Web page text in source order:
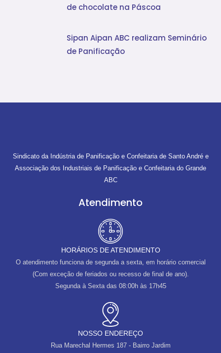
de chocolate na Páscoa
Sipan Aipan ABC realizam Seminário
de Panificação
Sindicato da Indústria de Panificação e Confeitaria de Santo André e
Associação dos Industriais de Panificação e Confeitaria do Grande
ABC
Atendimento
HORÁRIOS DE ATENDIMENTO
O atendimento funciona de segunda a sexta, em horário comercial
(Com exceção de feriados ou recesso de final de ano).
Segunda à Sexta das 08:00h às 17h45
NOSSO ENDEREÇO
Rua Marechal Hermes 187 - Bairro Jardim